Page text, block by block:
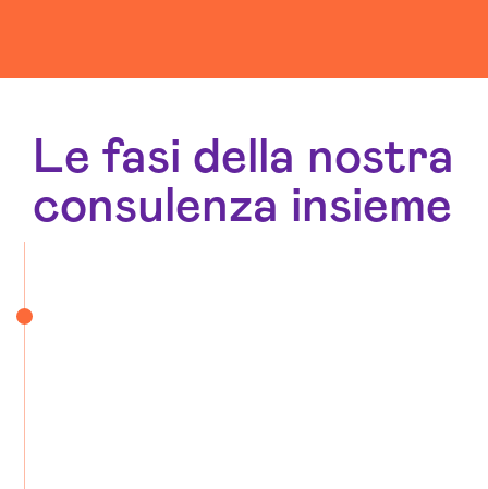
Le fasi della nostra
consulenza insieme